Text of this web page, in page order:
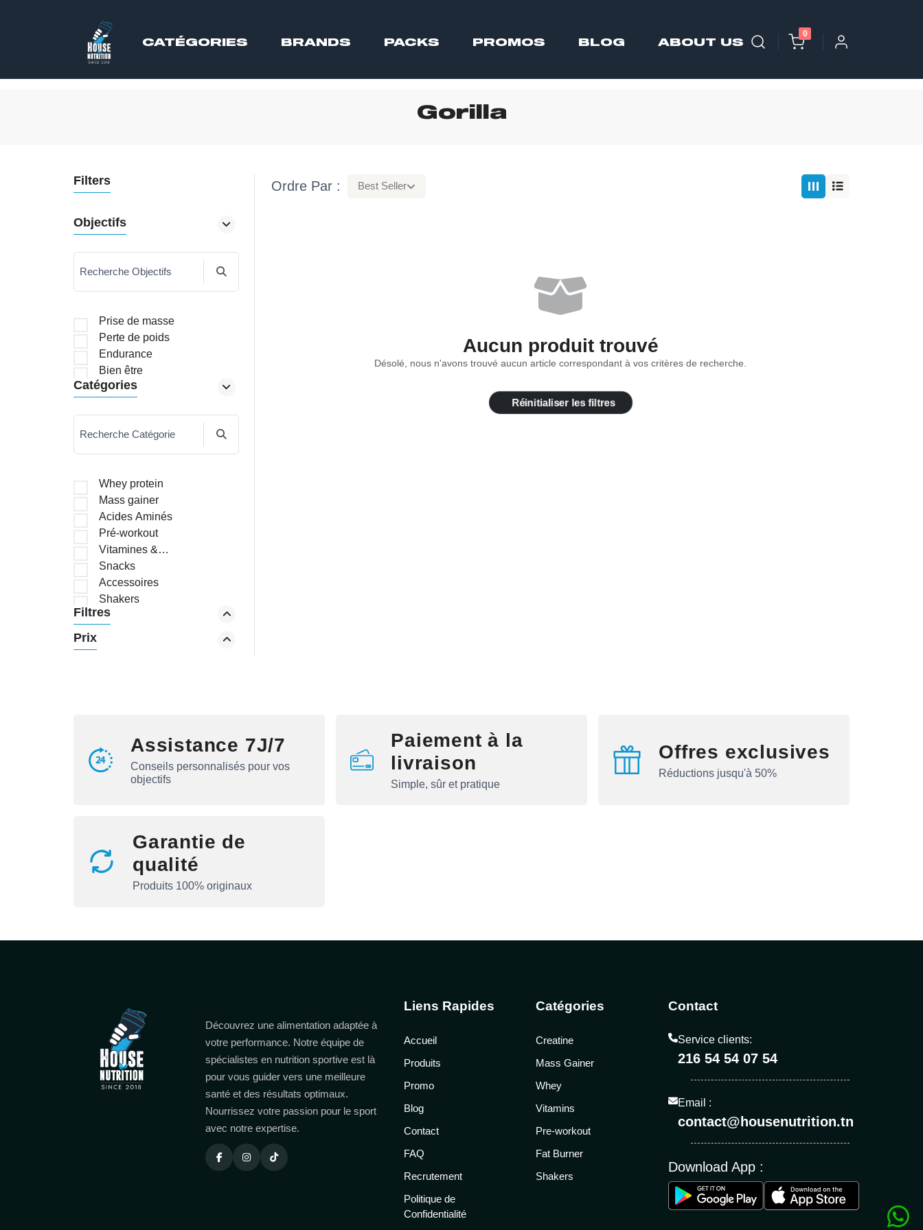
CATÉGORIES BRANDS PACKS PROMOS BLOG ABOUT US
0
Gorilla
Filters
Objectifs
Recherche Objectifs
Prise de masse
Perte de poids
Endurance
Bien être
Catégories
Recherche Catégorie
Whey protein
Mass gainer
Acides Aminés
Pré-workout
Vitamines &
Minéraux
Snacks
Accessoires
Shakers
Brûleurs de graisses
Filtres
Prix
Ordre Par : Best Seller
Aucun produit trouvé
Désolé, nous n'avons trouvé aucun article correspondant à vos critères de recherche.
Réinitialiser les filtres
Assistance 7J/7
Conseils personnalisés pour vos
objectifs
Paiement à la
livraison
Simple, sûr et pratique
Offres exclusives
Réductions jusqu'à 50%
Garantie de
qualité
Produits 100% originaux
Découvrez une alimentation adaptée à
votre performance. Notre équipe de
spécialistes en nutrition sportive est là
pour vous guider vers une meilleure
santé et des résultats optimaux.
Nourrissez votre passion pour le sport
avec notre expertise.
Liens Rapides
Accueil
Produits
Promo
Blog
Contact
FAQ
Recrutement
Politique de
Confidentialité
Catégories
Creatine
Mass Gainer
Whey
Vitamins
Pre-workout
Fat Burner
Shakers
Contact
Service clients:
216 54 54 07 54
Email :
contact@housenutrition.tn
Download App :